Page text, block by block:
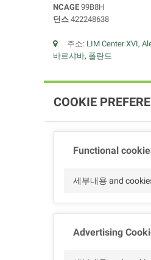
NCAGE 99B8H
던스 422248638
주소: LIM Center XVI,
바르샤바, 폴란드
COOKIE
Functional
세부내용 and
Advertising